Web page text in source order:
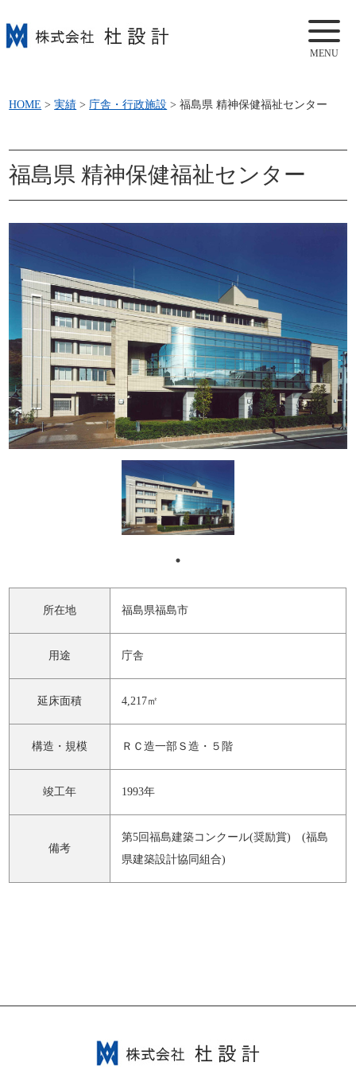
MENU
HOME >実績 >庁舎・行政施設 >福島県 精神保健福祉センター
福島県 精神保健福祉センター
所在地 福島県福島市
用途 庁舎
延床面積 4,217㎡
構造・規模 ＲＣ造一部Ｓ造・５階
竣工年 1993年
備考
第5回福島建築コンクール(奨励賞) (福島
県建築設計協同組合)